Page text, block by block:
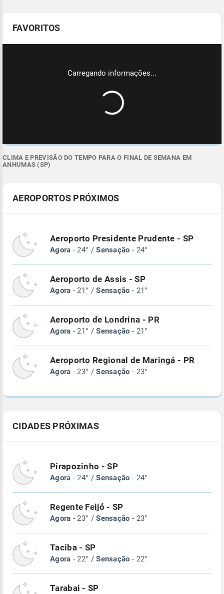
FAVORITOS
CLIMA E PREVISÃO DO TEMPO PARA O FINAL DE SEMANA EM
ANHUMAS (SP)
AEROPORTOS PRÓXIMOS
Aeroporto Presidente Prudente - SP
Agora - 24° /Sensação - 24°
Aeroporto de Assis - SP
Agora - 21° /Sensação - 21°
Aeroporto de Londrina - PR
Agora - 21° /Sensação - 21°
Aeroporto Regional de Maringá - PR
Agora - 23° /Sensação - 23°
CIDADES PRÓXIMAS
Pirapozinho - SP
Agora - 24° /Sensação - 24°
Regente Feijó - SP
Agora - 23° /Sensação - 23°
Taciba - SP
Agora - 22° /Sensação - 22°
Tarabai - SP